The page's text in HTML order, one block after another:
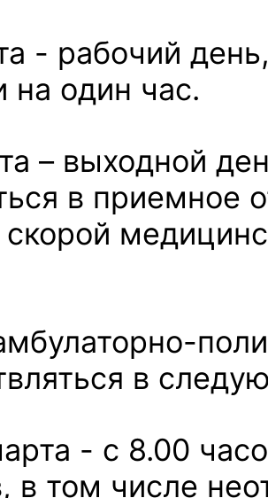
- рабочий
на один час.
– выходной
в приемное
скорой
в
- с 8.00
в том числе